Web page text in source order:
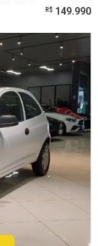
R$ 149.990